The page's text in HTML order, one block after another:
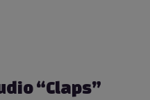
“Claps”